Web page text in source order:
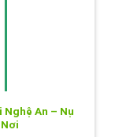
Nghệ An – Nụ